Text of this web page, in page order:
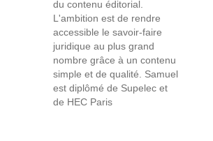
du contenu éditorial.
L'ambition est de rendre
accessible le savoir-faire
juridique au plus grand
nombre grâce à un contenu
simple et de qualité. Samuel
est diplômé de Supelec et
de HEC Paris